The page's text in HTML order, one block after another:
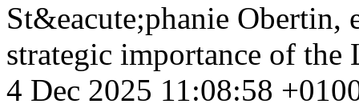
St&eacute;phanie Obertin,
strategic importance of
4 Dec 2025 11:08:58